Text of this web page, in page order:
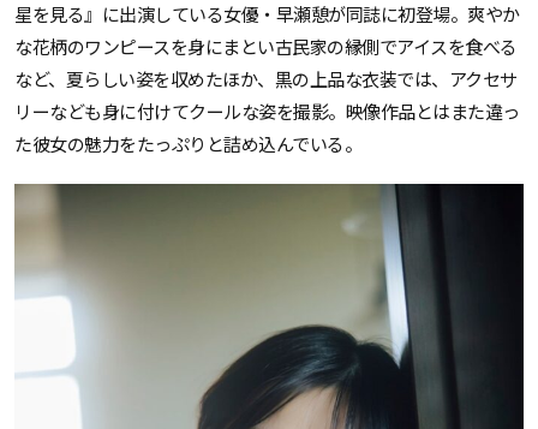
星を見る』に出演している女優・早瀬憩が同誌に初登場。爽やか
な花柄のワンピースを身にまとい古民家の縁側でアイスを食べる
など、夏らしい姿を収めたほか、黒の上品な衣装では、アクセサ
リーなども身に付けてクールな姿を撮影。映像作品とはまた違っ
た彼女の魅力をたっぷりと詰め込んでいる。